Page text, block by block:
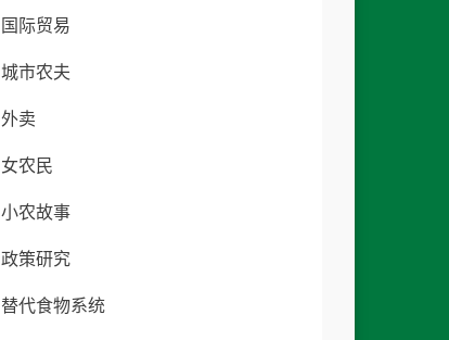
国际贸易
城市农夫
外卖
女农民
小农故事
政策研究
替代食物系统